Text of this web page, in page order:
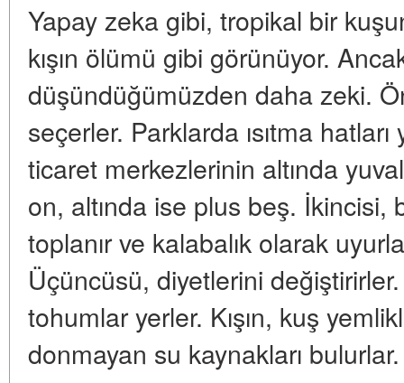
Yapay zeka gibi, tropikal bir
kışın ölümü gibi görünüyor.
düşündüğümüzden daha zeki.
seçerler. Parklarda ısıtma hatları
ticaret merkezlerinin altında
on, altında ise plus beş. İkincisi,
toplanır ve kalabalık olarak
Üçüncüsü, diyetlerini
tohumlar yerler. Kışın, kuş
donmayan su kaynakları bulurlar.